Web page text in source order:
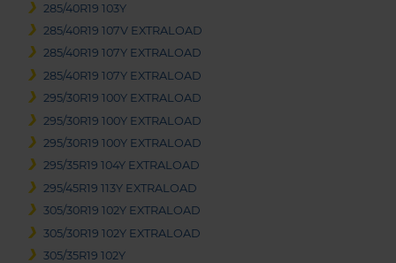
285/40R19 103Y
285/40R19 107V EXTRALOAD
285/40R19 107Y EXTRALOAD
285/40R19 107Y EXTRALOAD
295/30R19 100Y EXTRALOAD
295/30R19 100Y EXTRALOAD
295/30R19 100Y EXTRALOAD
295/35R19 104Y EXTRALOAD
295/45R19 113Y EXTRALOAD
305/30R19 102Y EXTRALOAD
305/30R19 102Y EXTRALOAD
305/35R19 102Y